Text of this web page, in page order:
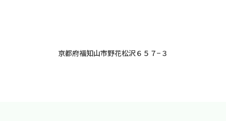
京都府福知山市野花松沢６５７−３